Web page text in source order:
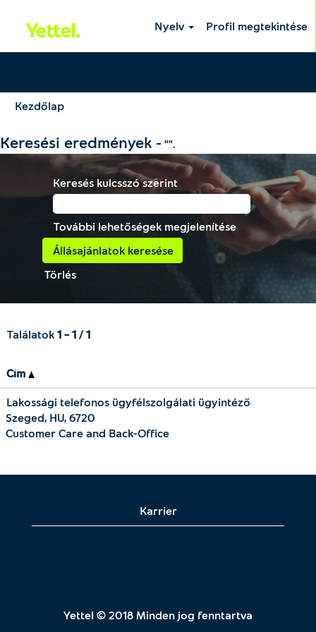
Nyelv Profil megtekintése
Kezdőlap
Keresési eredmények - "".
Keresés kulcsszó szerint
További lehetőségek megjelenítése
Törlés
Találatok 1 – 1 /1
Cím
Lakossági telefonos ügyfélszolgálati ügyintéző
Szeged, HU, 6720
Customer Care and Back-Office
Karrier
Yettel © 2018 Minden jog fenntartva